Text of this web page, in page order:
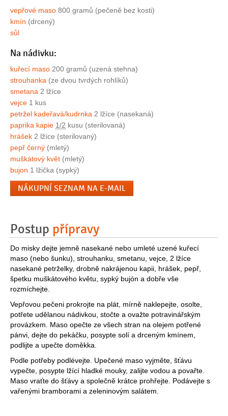
vepřové maso 800 gramů (pečeně bez kosti)
kmín (drcený)
sůl
Na nádivku:
kuřecí maso 200 gramů (uzená stehna)
strouhanka (ze dvou tvrdých rohlíků)
smetana 2 lžíce
vejce 1 kus
petržel kadeřavá/kudrnka 2 lžíce (nasekaná)
paprika kapie 1/2 kusu (sterilovaná)
hrášek 2 lžíce (sterilovaný)
pepř černý (mletý)
muškátový květ (mletý)
bujon 1 lžička (sypký)
NÁKUPNÍ SEZNAM NA E-MAIL
Postup přípravy
Do misky dejte jemně nasekané nebo umleté uzené kuřecí
maso (nebo šunku), strouhanku, smetanu, vejce, 2 lžíce
nasekané petrželky, drobně nakrájenou kapii, hrášek, pepř,
špetku muškátového květu, sypký bujón a dobře vše
rozmíchejte.
Vepřovou pečeni prokrojte na plát, mírně naklepejte, osolte,
potřete udělanou nádivkou, stočte a ovažte potravinářským
provázkem. Maso opečte ze všech stran na olejem potřené
pánvi, dejte do pekáčku, posypte solí a drceným kmínem,
podlijte a upečte doměkka.
Podle potřeby podlévejte. Upečené maso vyjměte, šťávu
vypečte, posypte lžící hladké mouky, zalijte vodou a povařte.
Maso vraťte do šťávy a společně krátce prohřejte. Podávejte s
vařenými bramborami a zeleninovým salátem.